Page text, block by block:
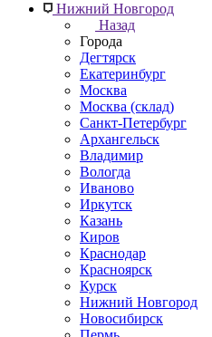
Нижний Новгород
Назад
Города
Дегтярск
Екатеринбург
Москва
Москва (склад)
Санкт-Петербург
Архангельск
Владимир
Вологда
Иваново
Иркутск
Казань
Киров
Краснодар
Красноярск
Курск
Нижний Новгород
Новосибирск